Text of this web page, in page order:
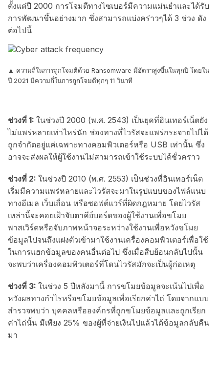
ตั้งแต่ปี 2000 การโจมตีทางไซเบอร์มีความแม่นยำและได้รับ
การพัฒนาขึ้นอย่างมาก ซึ่งสามารถแบ่งคร่าวๆได้ 3 ช่วง ดัง
ต่อไปนี้
▲ ความถี่ในการถูกโจมตีด้วย Ransomware มีอัตราสูงขึ้นในทุกปี โดยใน
ปี 2021 มีความถี่ในการถูกโจมตีทุกๆ 11 วินาที
ช่วงที่ 1: ในช่วงปี 2000 (พ.ศ. 2543) เป็นยุคที่อินเทอร์เน็ตยัง
ไม่แพร่หลายเท่าไหร่นัก ช่องทางที่ไวรัสจะแพร่กระจายไปได้
ถูกจำกัดอยู่แค่เฉพาะทางคอมพิวเตอร์หรือ USB เท่านั้น ซึ่ง
อาจจะส่งผลให้ผู้ใช้งานไม่สามารถเข้าใช้ระบบได้ชั่วคราว
ช่วงที่ 2: ในช่วงปี 2010 (พ.ศ. 2553) เป็นช่วงที่อินเทอร์เน็ต
เริ่มมีความแพร่หลายและไวรัสจะมาในรูปแบบของไฟล์แนบ
ทางอีเมล เว็บเถื่อน หรือซอฟต์แวร์ที่ผิดกฎหมาย โดยไวรัส
เหล่านี้จะคอยเฝ้าจับตาคีย์บอร์ดของผู้ใช้งานเพื่อขโมย
พาสเวิร์ดหรือจับภาพหน้าจอระหว่างใช้งานเพื่อหวังขโมย
ข้อมูลไปจนถึงแฝงตัวเข้ามาใช้งานเครื่องคอมพิวเตอร์เพื่อใช้
ในการแฮกข้อมูลของคนอื่นต่อไป ซึ่งเมื่อสืบย้อนกลับไปนั้น
จะพบว่าเครื่องคอมพิวเตอร์ที่โดนไวรัสมักจะเป็นผู้ก่อเหตุ
ช่วงที่ 3: ในช่วง 5 ปีหลังมานี้ การขโมยข้อมูลจะเน้นไปเพื่อ
หวังผลทางกำไรหรือขโมยข้อมูลเพื่อเรียกค่าไถ่ โดยจากแบบ
สำรวจพบว่า บุคคลหรือองค์กรที่ถูกขโมยข้อมูลและถูกเรียก
ค่าไถ่นั้น มีเพียง 25% ของผู้ที่จ่ายเงินไปแล้วได้ข้อมูลกลับคืน
มา